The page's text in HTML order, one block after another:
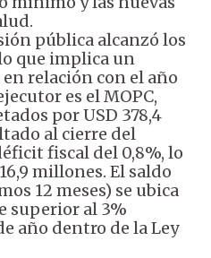
pública alcanzó los
que implica un
relación con el año
es el MOPC,
por USD 378,4
al cierre del
fiscal del 0,8%, lo
millones. El saldo
12 meses) se ubica
superior al 3%
año dentro de la Ley